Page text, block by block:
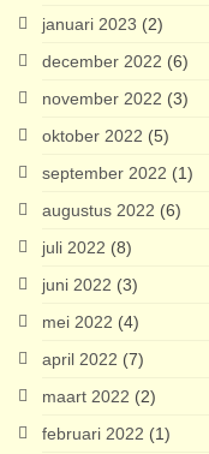
januari 2023 (2)
december 2022 (6)
november 2022 (3)
oktober 2022 (5)
september 2022 (1)
augustus 2022 (6)
juli 2022 (8)
juni 2022 (3)
mei 2022 (4)
april 2022 (7)
maart 2022 (2)
februari 2022 (1)